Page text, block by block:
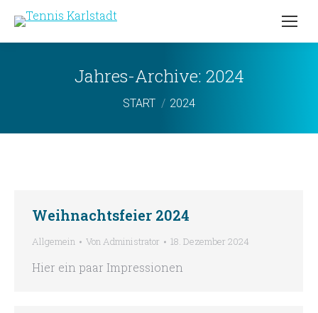
Jahres-Archive: 2024
Sie befinden sich hier:
START 2024
Weihnachtsfeier 2024
Allgemein VonAdministrator 18. Dezember 2024
Hier ein paar Impressionen